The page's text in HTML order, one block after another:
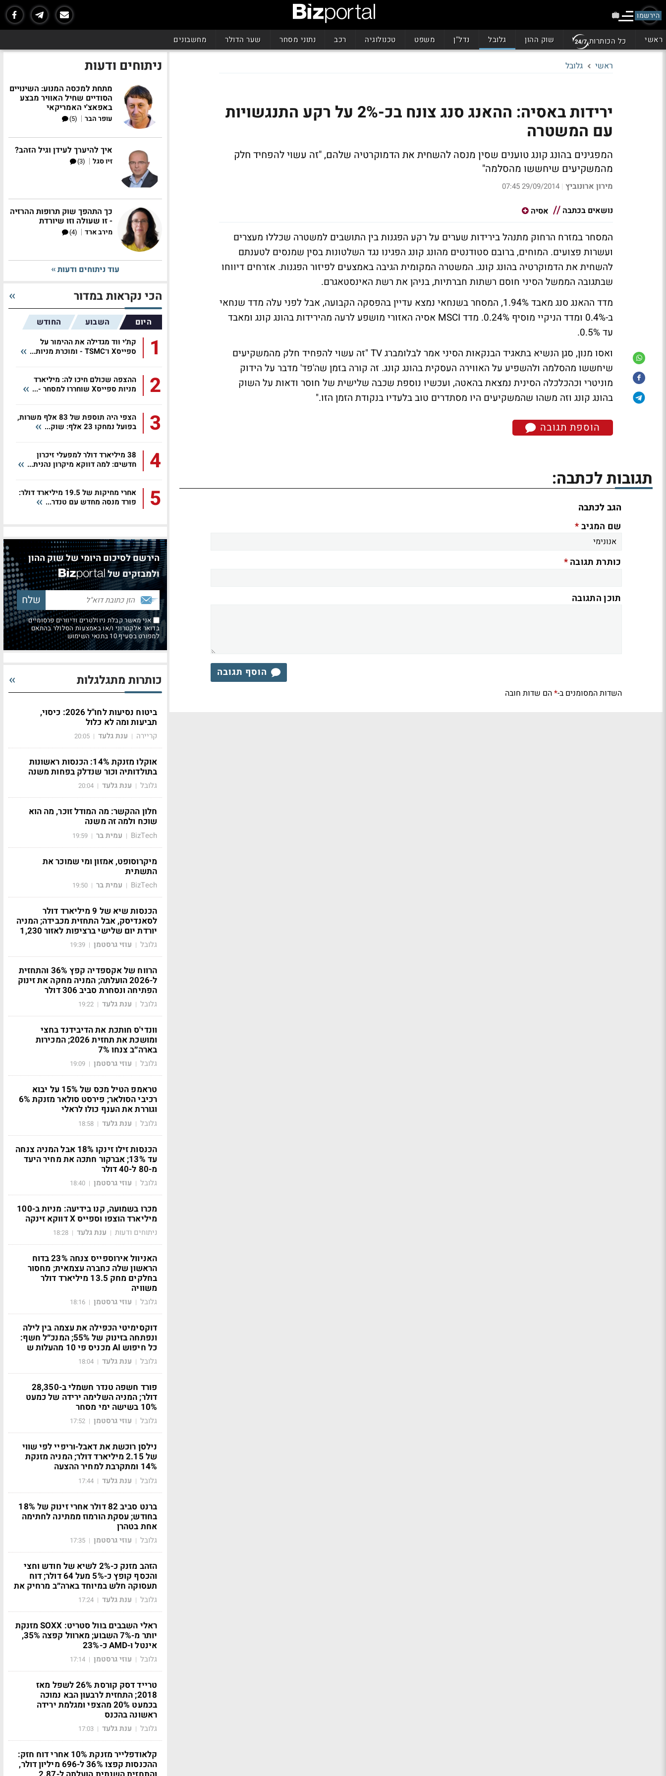
הירשמו
ראשי כל הכותרות שוק ההון גלובל נדל"ן משפט טכנולוגיה רכב נתוני מסחר שער הדולר מחשבונים
ראשי גלובל
ירידות באסיה: ההאנג סנג צונח בכ-2% על רקע התנגשויות
עם המשטרה
המפגינים בהונג קונג טוענים שסין מנסה להשחית את הדמוקרטיה שלהם, "זה עשוי להפחיד חלק
מהמשקיעים שיחששו מהסלמה"
מירון ארונוביץ |
29/09/2014 07:45
נושאים בכתבה אסיה
המסחר במזרח הרחוק מתנהל בירידות שערים על רקע הפגנות בין התושבים למשטרה שכללו מעצרים
ועשרות פצועים. המוחים, ברובם סטודנטים מהונג קונג הפגינו נגד השלטונות בסין שמנסים לטענתם
להשחית את הדמוקרטיה בהונג קונג. המשטרה המקומית הגיבה באמצעים לפיזור הפגנות. אזרחים דיווחו
שבתגובה הממשל הסיני חוסם רשתות חברתיות, בניהן את רשת האינסטאגרם.
מדד ההאנג סנג מאבד 1.94%, המסחר בשנחאי נמצא עדיין בהפסקה הקבועה, אבל לפני עלה מדד שנחאי
ב-0.4% ומדד הניקיי מוסיף 0.24%. מדד MSCI אסיה האזורי מושפע לרעה מהירידות בהונג קונג ומאבד
עד 0.5%.
ואסו מנון, סגן הנשיא בתאגיד הבנקאות הסיני אמר לבלומברג TV "זה עשוי להפחיד חלק מהמשקיעים
שיחששו מהסלמה ולהשפיע על האווירה העסקית בהונג קונג. זה קורה בזמן שה'פד' מדבר על הידוק
מוניטרי וכהכלכלה הסינית נמצאת בהאטה, ועכשיו נוספת שכבה שלישית של חוסר ודאות על השוק
בהונג קונג וזה משהו שהמשקיעים היו מסתדרים טוב בלעדיו בנקודת הזמן הזו."
הוספת תגובה
תגובות לכתבה:
הגב לכתבה
שם המגיב*
כותרת תגובה*
תוכן התגובה
הוסף תגובה
השדות המסומנים ב-*הם שדות חובה
ניתוחים ודעות
מתחת למכסה המנוע: השינויים
הסודיים שחיל האוויר מבצע
באפאצ'י האמריקאי
עופר הבר |
(5)
איך להיערך לעידן וגיל הזהב?
זיו סגל |
(3)
כך התהפך שוק תרופות ההרזיה
- זו שעולה וזו שיורדת
מירב ארד |
(4)
עוד ניתוחים ודעות
הכי נקראות במדור
היום השבוע החודש
1
קת׳י ווד מגדילה את ההימור על
ספייסX ו־TSMC - ומוכרת מניות...
2
ההצפה שכולם חיכו לה: מיליארד
מניות ספייסX שוחררו למסחר -...
3
הצפי היה תוספת של 83 אלף משרות,
בפועל נמחקו 23 אלף: שוק...
4
38 מיליארד דולר למפעלי זיכרון
חדשים: למה דווקא מיקרון נהנית...
5
אחרי מחיקות של 19.5 מיליארד דולר:
פורד מנסה מחדש עם טנדר...
הירשם לסיכום היומי של שוק ההון
ולמבזקים של
אני מאשר קבלת ניוזלטרים ודיוורים פרסומיים
בדואר אלקטרוני ו/או באמצעות הסלולר בהתאם
למפורט בסעיף 10 בתנאי השימוש
כותרות מתגלגלות
ביטוח נסיעות לחו"ל 2026: כיסוי,
תביעות ומה לא כלול
קריירה | ענת גלעד |
20:05
אוקלו מזנקת 14%: הכנסות ראשונות
בתולדותיה וכור שנדלק בפחות משנה
גלובל | ענת גלעד |
20:04
חלון ההקשר: מה המודל זוכר, מה הוא
שוכח ולמה זה משנה
BizTech
| עמית בר |
19:59
מיקרוסופט, אמזון ומי שמוכר את
התשתית
BizTech
| עמית בר |
19:50
הכנסות שיא של 9 מיליארד דולר
לסאנדיסק, אבל התחזית מכבידה; המניה
יורדת יום שלישי ברציפות לאזור 1,230
גלובל | עוזי גרסטמן |
19:39
הרווח של אקספדיה קפץ 36% והתחזית
ל-2026 הועלתה; המניה מחקה את זינוק
הפתיחה ונסחרת סביב 306 דולר
גלובל | ענת גלעד |
19:22
וונדי'ס חותכת את הדיבידנד בחצי
ומושכת את תחזית 2026; המכירות
בארה״ב צנחו 7%
גלובל | עוזי גרסטמן |
19:09
טראמפ הטיל מכס של 15% על יבוא
רכיבי הסולאר; פירסט סולאר מזנקת 6%
וגוררת את הענף כולו לראלי
גלובל | ענת גלעד |
18:58
הכנסות זילו זינקו 18% אבל המניה צנחה
עד 13%; אברקור חתכה את מחיר היעד
מ-80 ל-40 דולר
גלובל | עוזי גרסטמן |
18:40
מכרו בשמועה, קנו בידיעה: מניות ב-100
מיליארד הוצפו וספייס X דווקא זינקה
ניתוחים ודעות | ענת גלעד |
18:28
האניוול אירוספייס צנחה 23% בדוח
הראשון שלה כחברה עצמאית; מחסור
בחלקים מחק 13.5 מיליארד דולר
משוויה
גלובל | עוזי גרסטמן |
18:16
דוקסימיטי הכפילה את עצמה בין לילה
ונפתחה בזינוק של 55%; המנכ״ל חשף:
כל חיפוש AI מכניס פי 10 מהעלות ש
גלובל | ענת גלעד |
18:04
פורד חשפה טנדר חשמלי ב-28,350
דולר; המניה השלימה ירידה של כמעט
10% בשישה ימי מסחר
גלובל | עוזי גרסטמן |
17:52
נילסן רוכשת את דאבל-וריפיי לפי שווי
של 2.15 מיליארד דולר; המניה מזנקת
14% ומתקרבת למחיר ההצעה
גלובל | ענת גלעד |
17:44
ברנט סביב 82 דולר אחרי זינוק של 18%
בחודש; עסקת הורמוז ממתינה לחתימה
אחת בטהרן
גלובל | עוזי גרסטמן |
17:35
הזהב מזנק כ-2% לשיא של חודש וחצי
והכסף קופץ כ-5% מעל 64 דולר; דוח
תעסוקה חלש במיוחד בארה״ב מרחיק את
גלובל | ענת גלעד |
17:24
ראלי השבבים בוול סטריט: SOXX מזנקת
יותר מ-7% השבוע; מארוול קפצה 35%,
אינטל ו-AMD כ-23%
גלובל | עוזי גרסטמן |
17:14
טרייד דסק קורסת 26% לשפל מאז
2018; התחזית לרבעון הבא נמוכה
בכמעט 20% מהצפי ומגלמת ירידה
ראשונה בהכנס
גלובל | ענת גלעד |
17:03
קלאודפלייר מזנקת 10% אחרי דוח חזק:
ההכנסות קפצו 36% ל-696 מיליון דולר,